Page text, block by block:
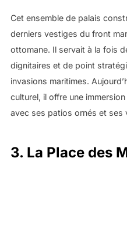
Cet ensemble de palais
derniers vestiges du front
ottomane. Il servait à la fois
dignitaires et de point
invasions maritimes.
culturel, il offre une
avec ses patios ornés et ses
3. La Place des